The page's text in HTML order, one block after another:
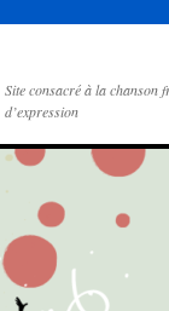
Site consacré à la chanson
d’expression